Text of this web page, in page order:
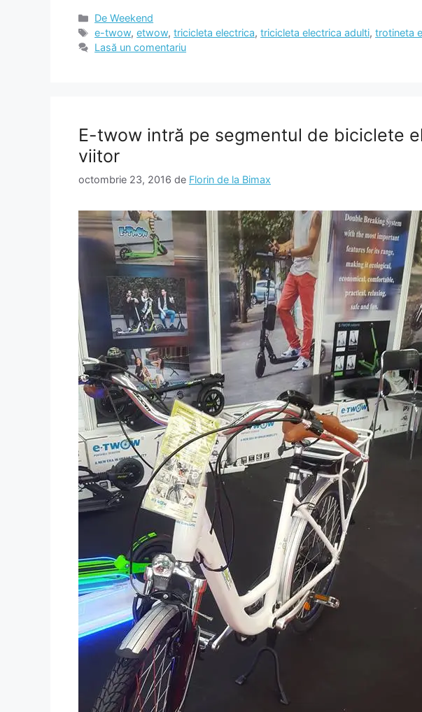
Categorii
De Weekend
Etichete
e-twow,etwow,tricicleta electrica,tricicleta electrica adulti,trotineta
Lasă un comentariu
E-twow intră pe segmentul de biciclete
viitor
octombrie 23, 2016 de Florin de la Bimax